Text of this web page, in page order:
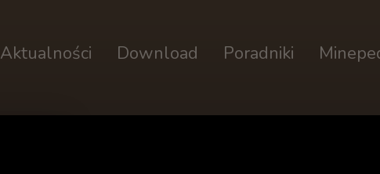
Aktualności Download Poradniki